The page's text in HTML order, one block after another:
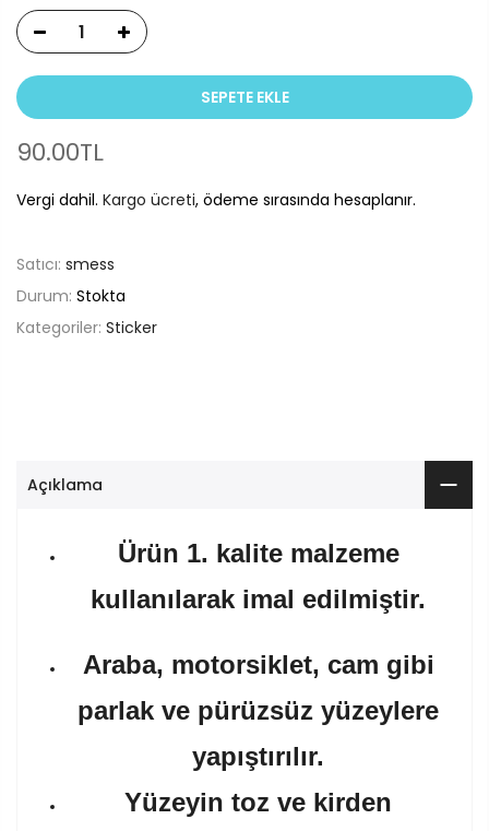
SEPETE EKLE
90.00TL
Vergi dahil. Kargo ücreti, ödeme sırasında hesaplanır.
Satıcı: smess
Durum: Stokta
Kategoriler: Sticker
Açıklama
Ürün 1. kalite malzeme
kullanılarak imal edilmiştir.
Araba, motorsiklet, cam gibi
parlak ve pürüzsüz yüzeylere
yapıştırılır.
Yüzeyin toz ve kirden